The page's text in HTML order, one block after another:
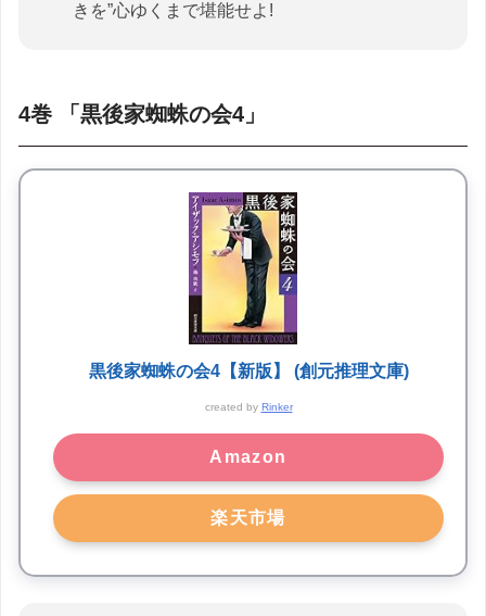
きを”心ゆくまで堪能せよ!
4巻 「黒後家蜘蛛の会4」
黒後家蜘蛛の会4【新版】 (創元推理文庫)
created by Rinker
Amazon
楽天市場